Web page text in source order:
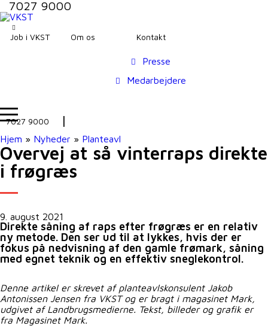
7027 9000
Job i VKST Om os Kontakt
Presse
Medarbejdere
7027 9000
Hjem » Nyheder » Planteavl
Overvej at så vinterraps direkte
i frøgræs
9. august 2021
Direkte såning af raps efter frøgræs er en relativ
ny metode. Den ser ud til at lykkes, hvis der er
fokus på nedvisning af den gamle frømark, såning
med egnet teknik og en effektiv sneglekontrol.
Denne artikel er skrevet af planteavlskonsulent Jakob
Antonissen Jensen fra VKST og er bragt i magasinet Mark,
udgivet af Landbrugsmedierne. Tekst, billeder og grafik er
fra Magasinet Mark.